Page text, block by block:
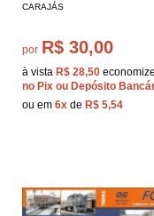
CARAJÁS
por R$ 30,00
à vista R$ 28,50 economize
no Pix ou Depósito
ou em 6x de R$ 5,54